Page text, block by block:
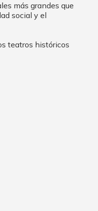
más grandes que
social y el
teatros históricos